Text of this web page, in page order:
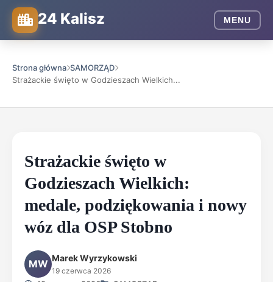
24 Kalisz MENU
Strona główna SAMORZĄD
Strażackie święto w Godzieszach Wielkich...
Strażackie święto w
Godzieszach Wielkich:
medale, podziękowania i nowy
wóz dla OSP Stobno
MW Marek Wyrzykowski
19 czerwca 2026